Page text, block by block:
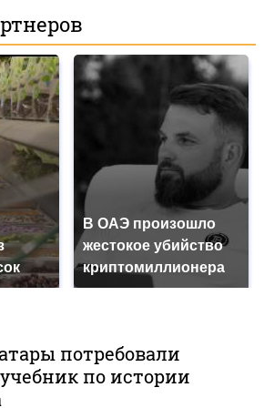
В ОАЭ произошло
жестокое убийство
криптомиллионера
потребовали
по истории